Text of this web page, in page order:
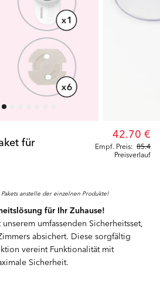
für Empf. Preis: 85.4
42.70 €
Preisverlauf
anstelle der einzelnen Produkte!
für Ihr Zuhause!
umfassenden Sicherheitsset,
absichert. Diese sorgfältig
vereint Funktionalität mit
Sicherheit.